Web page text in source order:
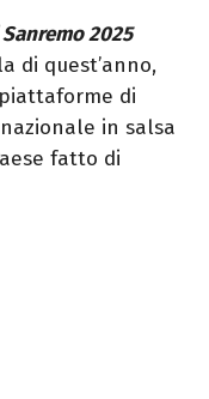
2025
di quest’anno,
di
in salsa
fatto di